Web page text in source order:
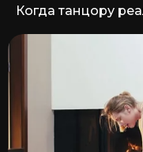
Когда танцору